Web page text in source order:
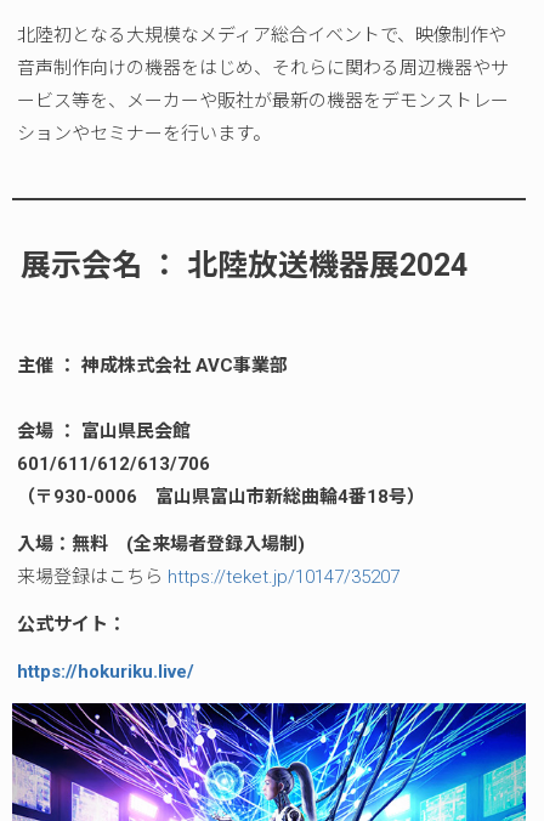
北陸初となる大規模なメディア総合イベントで、映像制作や
音声制作向けの機器をはじめ、それらに関わる周辺機器やサ
ービス等を、メーカーや販社が最新の機器をデモンストレー
ションやセミナーを行います。
展示会名 ： 北陸放送機器展2024
主催 ： 神成株式会社 AVC事業部
会場 ： 富山県民会館
601/611/612/613/706
（〒930-0006 富山県富山市新総曲輪4番18号）
入場：無料 (全来場者登録入場制)
来場登録はこちら https://teket.jp/10147/35207
公式サイト：
https://hokuriku.live/